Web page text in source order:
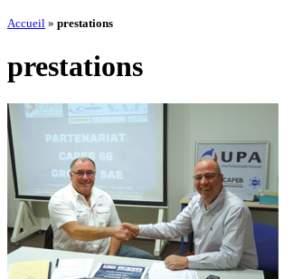
Accueil » prestations
prestations